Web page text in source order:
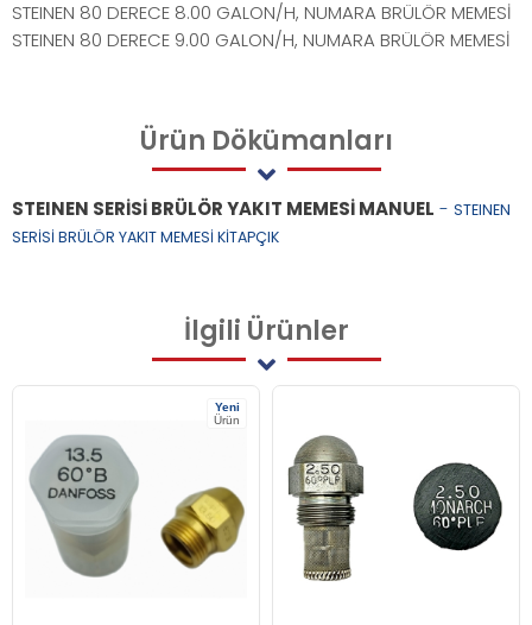
STEINEN 80 DERECE 8.00 GALON/H, NUMARA BRÜLÖR MEMESİ
STEINEN 80 DERECE 9.00 GALON/H, NUMARA BRÜLÖR MEMESİ
Ürün Dökümanları
STEINEN SERİSİ BRÜLÖR YAKIT MEMESİ MANUEL - STEINEN
SERİSİ BRÜLÖR YAKIT MEMESİ KİTAPÇIK
İlgili Ürünler
Yeni
Ürün